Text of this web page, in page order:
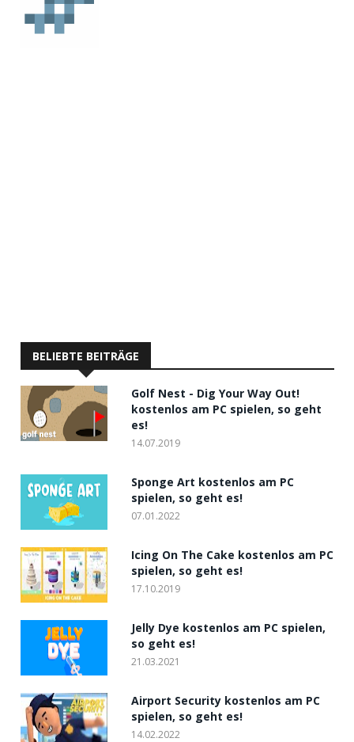
BELIEBTE BEITRÄGE
Golf Nest - Dig Your Way Out!
kostenlos am PC spielen, so geht
es!
14.07.2019
Sponge Art kostenlos am PC
spielen, so geht es!
07.01.2022
Icing On The Cake kostenlos am PC
spielen, so geht es!
17.10.2019
Jelly Dye kostenlos am PC spielen,
so geht es!
21.03.2021
Airport Security kostenlos am PC
spielen, so geht es!
14.02.2022